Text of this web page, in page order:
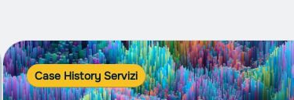
Case History Servizi